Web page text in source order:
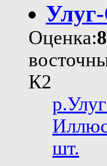
Оценка:
К2
шт.